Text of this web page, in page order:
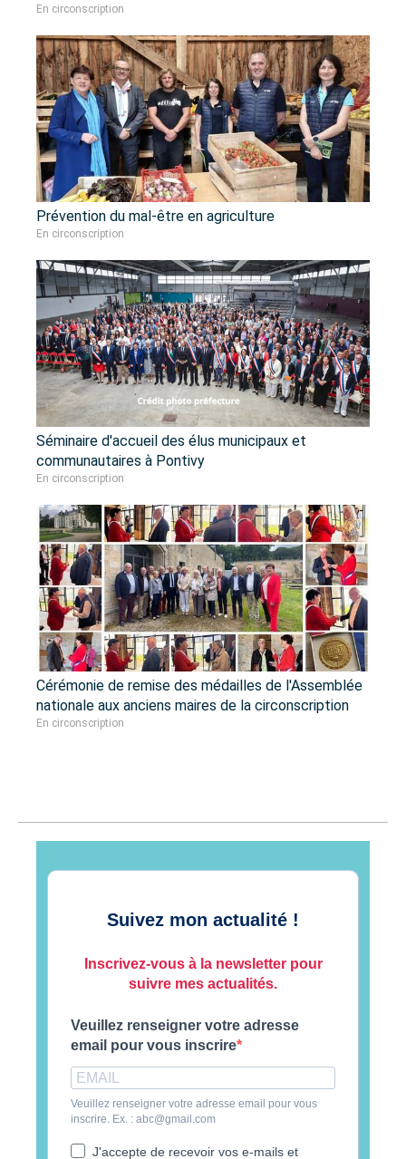
En circonscription
Prévention du mal-être en agriculture
En circonscription
Séminaire d'accueil des élus municipaux et
communautaires à Pontivy
En circonscription
Cérémonie de remise des médailles de l'Assemblée
nationale aux anciens maires de la circonscription
En circonscription
Suivez mon actualité !
Inscrivez-vous à la newsletter pour
suivre mes actualités.
Veuillez renseigner votre adresse
email pour vous inscrire
Veuillez renseigner votre adresse email pour vous
inscrire. Ex. : abc@gmail.com
J'accepte de recevoir vos e-mails et